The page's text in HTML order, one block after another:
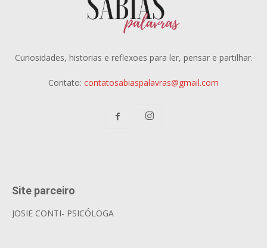
Curiosidades, historias e reflexoes para ler, pensar e partilhar.
Contato: contatosabiaspalavras@gmail.com
Site parceiro
JOSIE CONTI- PSICÓLOGA